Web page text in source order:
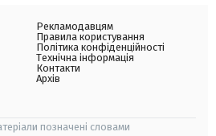
Рекламодавцям
Правила користування
Політика конфіденційності
Технічна інформація
Контакти
Архів
позначені словами